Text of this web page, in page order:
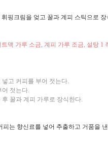
핑크림을 엊고 꿀과 계피 스틱으로
맥 가루 소금, 계피 가루 조금, 설탕 1
고 커피를 부어 젓는다.
어 젓는다.
꿀과 계피 가루로 장식한다.
는 향신료를 넣어 추출하고 거품을